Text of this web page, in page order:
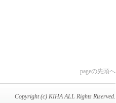
pageの先頭へ
Copyright (c) KIHA ALL Rights Riserved.